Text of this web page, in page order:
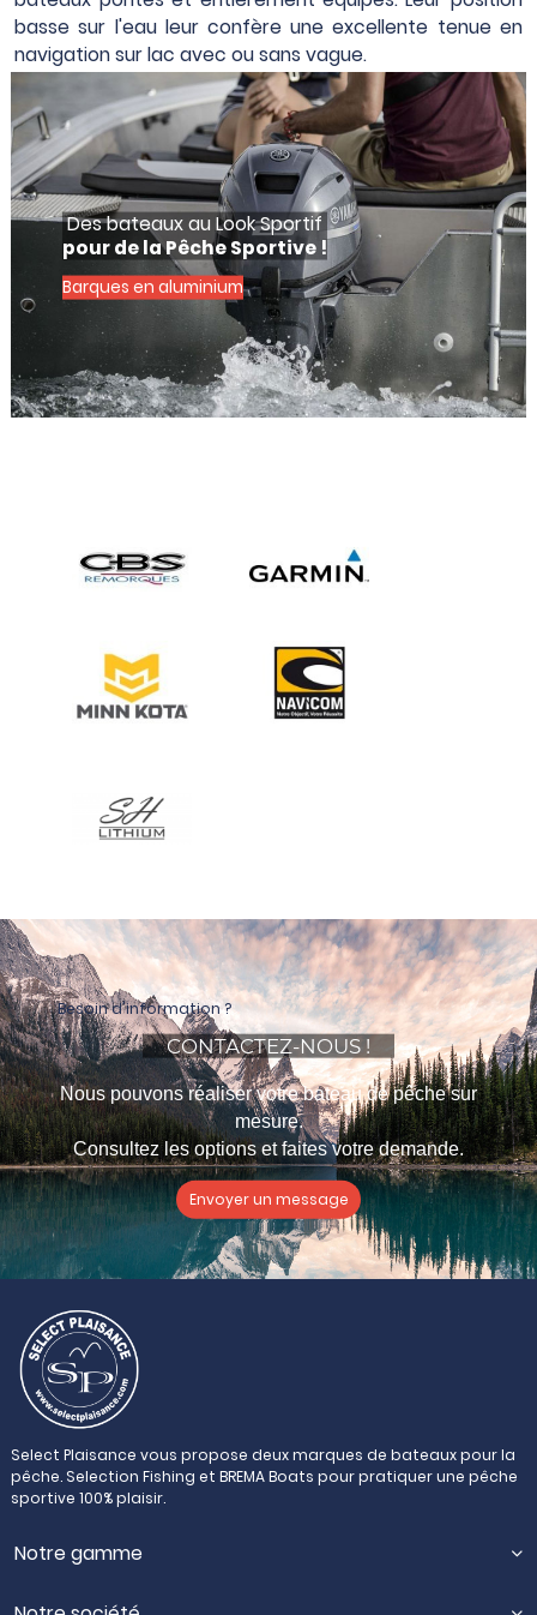
basse sur l'eau leur confère une excellente tenue en
navigation sur lac avec ou sans vague.
Des bateaux au Look Sportif
pour de la Pêche Sportive !
Barques en aluminium
Besoin d'information ?
CONTACTEZ-NOUS !
Envoyer un message
Select Plaisance vous propose deux marques de bateaux pour la
pêche. Selection Fishing et BREMA Boats pour pratiquer une pêche
sportive 100% plaisir.
Notre gamme